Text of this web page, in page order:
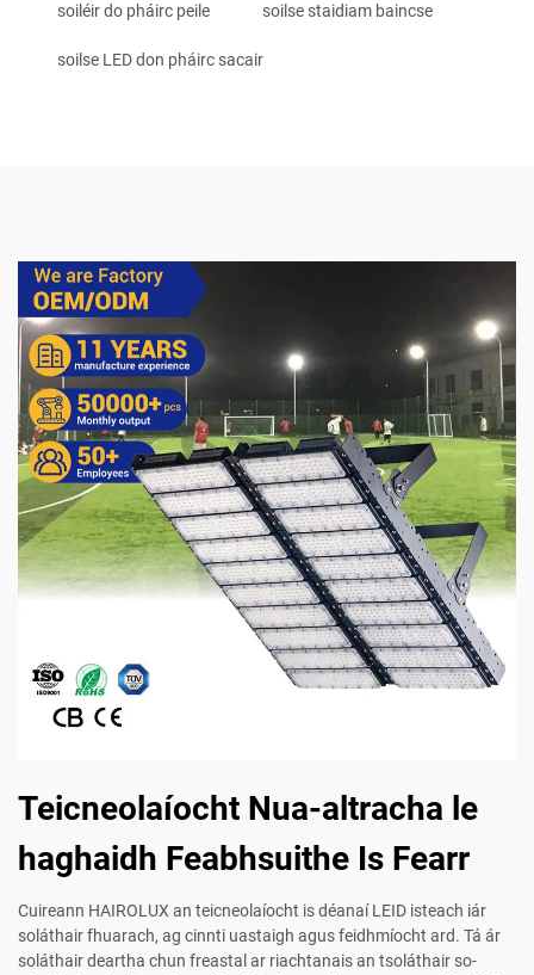
soiléir do pháirc peile soilse staidiam baincse
soilse LED don pháirc sacair
Teicneolaíocht Nua-altracha le
haghaidh Feabhsuithe Is Fearr
Cuireann HAIROLUX an teicneolaíocht is déanaí LEID isteach iár
soláthair fhuarach, ag cinnti uastaigh agus feidhmíocht ard. Tá ár
soláthair deartha chun freastal ar riachtanais an tsoláthair so-